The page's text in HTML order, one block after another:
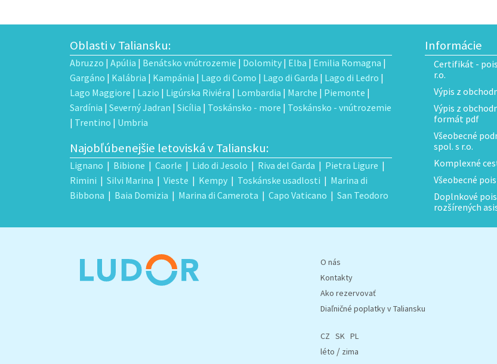
Oblasti v Taliansku:
Abruzzo | Apúlia | Benátsko vnútrozemie | Dolomity | Elba | Emilia Romagna |
Gargáno | Kalábria | Kampánia | Lago di Como | Lago di Garda | Lago di Ledro |
Lago Maggiore | Lazio | Ligúrska Riviéra | Lombardia | Marche | Piemonte |
Sardínia | Severný Jadran | Sicília | Toskánsko - more | Toskánsko - vnútrozemie
| Trentino | Umbria
Najobľúbenejšie letoviská v Taliansku:
Lignano | Bibione | Caorle | Lido di Jesolo | Riva del Garda | Pietra Ligure |
Rimini | Silvi Marina | Vieste | Kempy | Toskánske usadlosti | Marina di
Bibbona | Baia Domizia | Marina di Camerota | Capo Vaticano | San Teodoro
Informácie
Certifikát -
r.o.
Výpis z
Výpis z
formát pdf
Všeobecné
spol. s r.o.
Komplexné
Všeobecné
Doplnkové
rozšírených
O nás
Kontakty
Ako rezervovať
Diaľničné poplatky v Taliansku
CZ SK PL
léto / zima